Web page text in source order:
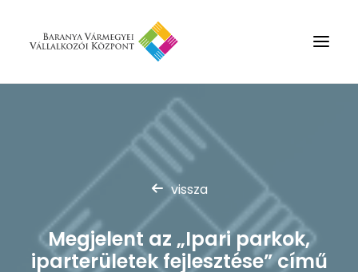
Rólunk
Szolgáltatások
Hírek
Partnerek
Kapcsolat
vissza
Megjelent az „Ipari parkok,
iparterületek fejlesztése” című